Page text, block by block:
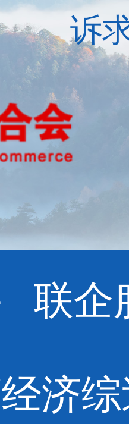
诉
联企
济综